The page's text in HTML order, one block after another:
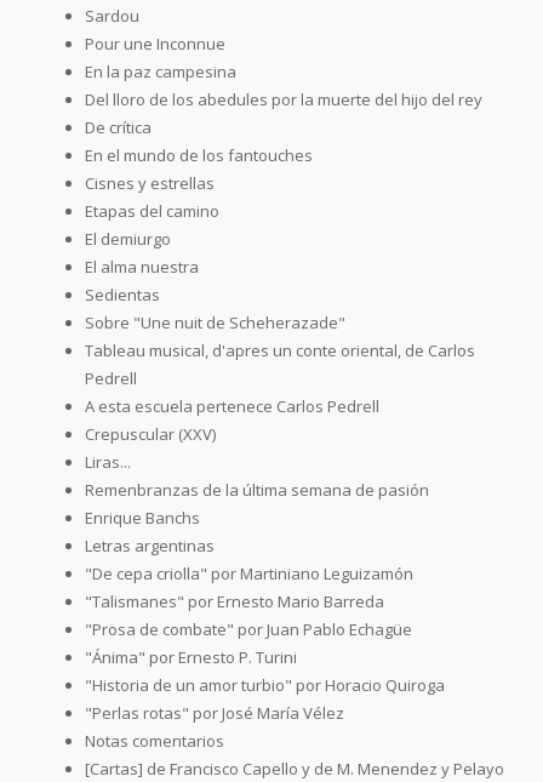
Sardou
Pour une Inconnue
En la paz campesina
Del lloro de los abedules por la muerte del hijo del rey
De crítica
En el mundo de los fantouches
Cisnes y estrellas
Etapas del camino
El demiurgo
El alma nuestra
Sedientas
Sobre "Une nuit de Scheherazade"
Tableau musical, d'apres un conte oriental, de Carlos
Pedrell
A esta escuela pertenece Carlos Pedrell
Crepuscular (XXV)
Liras...
Remenbranzas de la última semana de pasión
Enrique Banchs
Letras argentinas
"De cepa criolla" por Martiniano Leguizamón
"Talismanes" por Ernesto Mario Barreda
"Prosa de combate" por Juan Pablo Echagüe
"Ánima" por Ernesto P. Turini
"Historia de un amor turbio" por Horacio Quiroga
"Perlas rotas" por José María Vélez
Notas comentarios
[Cartas] de Francisco Capello y de M. Menendez y Pelayo